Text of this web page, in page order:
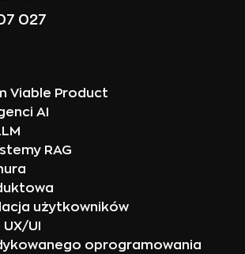
027
Viable Product
AI
RAG
użytkowników
UI
oprogramowania